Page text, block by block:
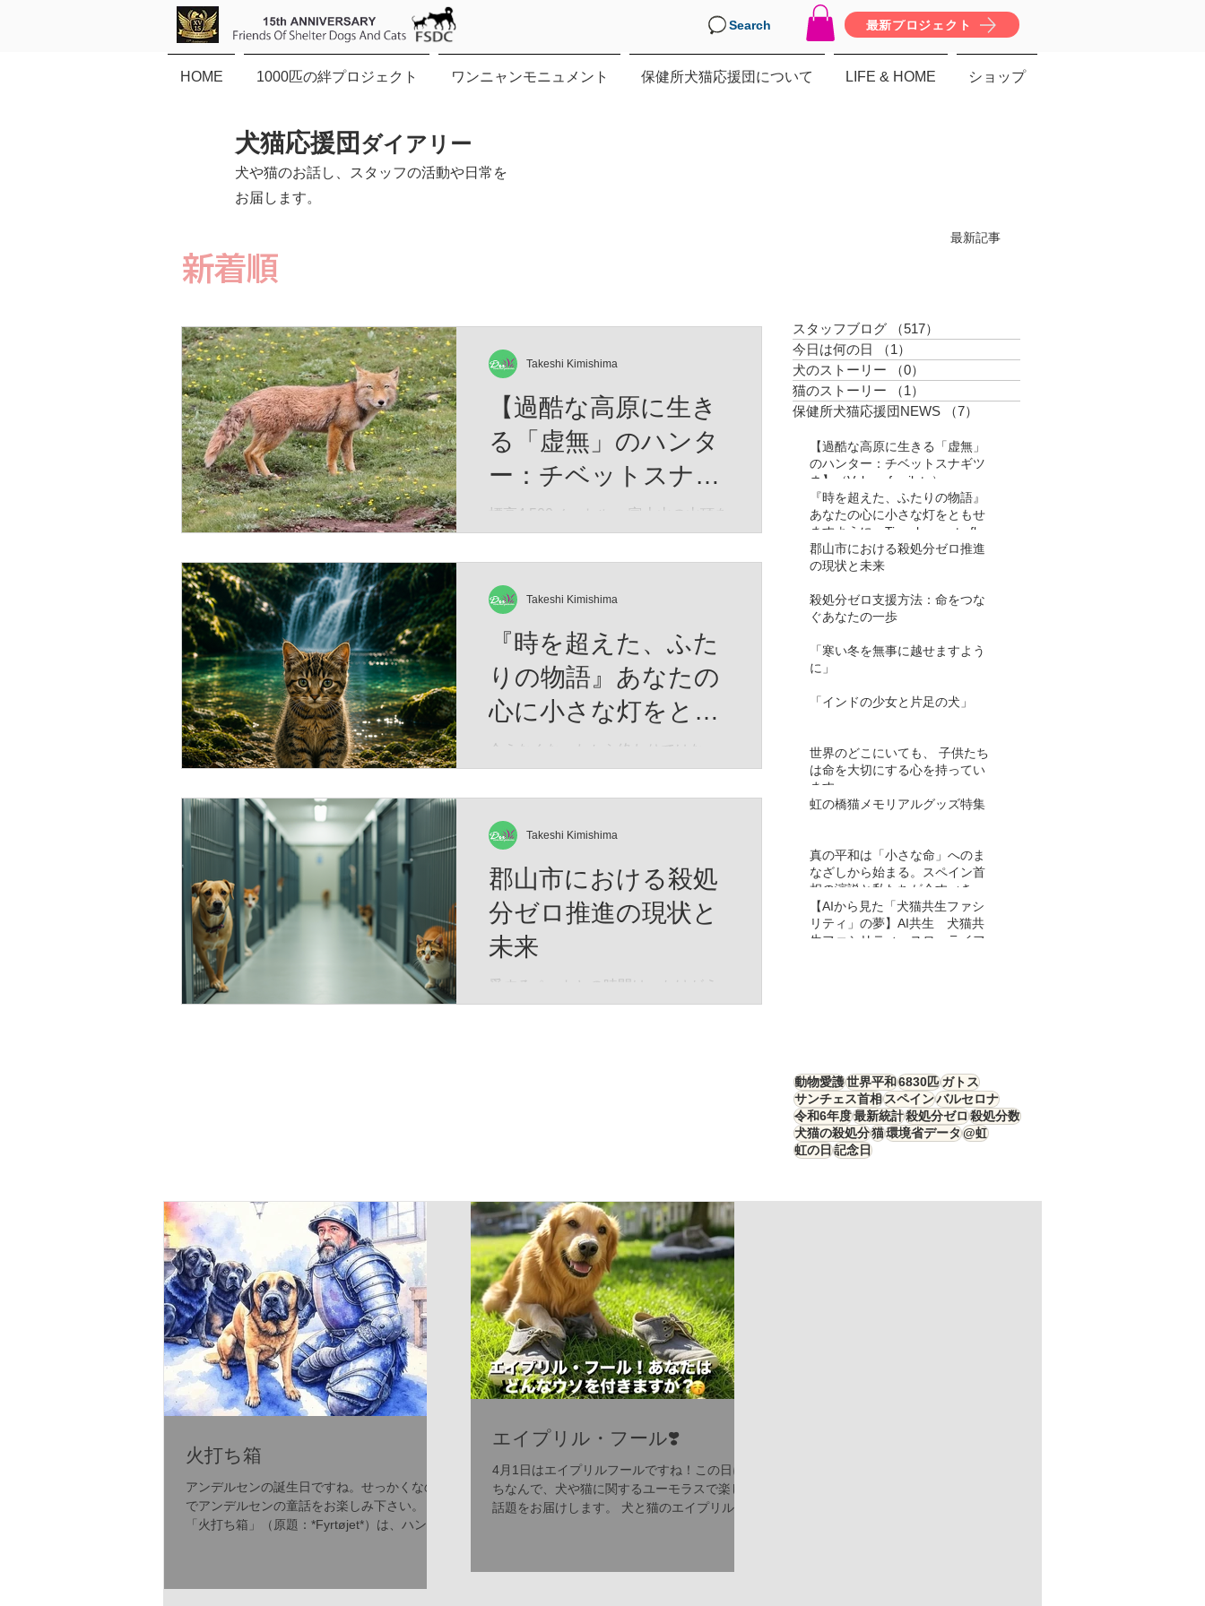
Search 最新プロジェクト
HOME 1000匹の絆プロジェクト ワンニャンモニュメント 保健所犬猫応援団について LIFE & HOME ショップ
犬猫応援団 ダイアリー
犬や猫のお話し、スタッフの活動や日常を
お届します。
新着順
【過酷な高原に生き
る「虚無」のハンタ
ー：チベットスナギ
ツネ】（Vulpes
標高4,500メートル。 富士山の山頂を
遥かに超え、酸素は地表の半分、冬
むかのようなこの極限の地に、世界
かれる捕食者が生息しています。 彼
の名はチベットスナギツネ（Vulpes
ferrilata）。 チベットスナギツネ 人
間の感情をすべて削ぎ落としたかの
ようなその「虚無の眼差し」は、
SNSでユーモラスなミームとして愛
されています。しかし、この唯一無
ン」なのです。 特徴的な四角い顔
ん。 高原の激しい嵐や、骨を刺すよ
うな寒さから頭部を守るため、彼ら
の頭部は極厚の冬毛で覆われていま
す。さらに、強烈な紫外線と吹きす
はこの寡黙な表情のまま、荒野のス
Takeshi Kimishima
『時を超えた、ふた
りの物語』あなたの
心に小さな灯をとも
せますように。Time
began to flow again
会えなくなったから終わりではな
い。 想い続けた時間もまた、 かけが
―― あなたと愛猫が夢の中で紡い
ん。
Takeshi Kimishima
郡山市における殺処
分ゼロ推進の現状と
未来
愛するペットとの時間は、かけがえ
のない宝物です。私たちが大切に育
動物の命を尊重し、無駄な殺処分を
なくすための活動が活発に行われて
います。行政と地域のボランティア
団体、そして市民が一体となって、
命を救うためのさまざまな施策を推
進中です。 具体的には、以下のよう
な取り組みが挙げられます。 譲渡会
の開催：保護された犬猫たちが新し
い家族と出会う場を定期的に設けて
います。 飼い主教育の強化：適切な
る講座やイベントを開催。 不妊・去
ぎ、地域の動物数をコントロール。
地域猫活動の支援：野良猫の適正管
Takeshi Kimishima
最新記事
スタッフブログ （517）
今日は何の日
（1）
犬のストーリー
（0）
猫のストーリー
（1）
保健所犬猫応援団NEWS
（7）
【過酷な高原に生きる「虚無」
のハンター：チベットスナギツ
ネ】（Vulpes ferrilata）
『時を超えた、ふたりの物語』
あなたの心に小さな灯をともせ
ますように。Time began to flow
again
郡山市における殺処分ゼロ推進
の現状と未来
殺処分ゼロ支援方法：命をつな
ぐあなたの一歩
「寒い冬を無事に越せますよう
に」
「インドの少女と片足の犬」
世界のどこにいても、 子供たち
は命を大切にする心を持ってい
ます。
虹の橋猫メモリアルグッズ特集
真の平和は「小さな命」へのま
なざしから始まる。スペイン首
相の演説と私たちが今すべきこ
と【AIから見た「犬猫共生ファシ
リティ」の夢】AI共生 犬猫共
生ファシリティ スローライフ
動物愛護世界平和6830匹ガトス
サンチェス首相スペインバルセロナ
令和6年度最新統計殺処分ゼロ殺処分数
犬猫の殺処分猫環境省データ@虹
虹の日記念日
火打ち箱
アンデルセンの誕生日ですね。せっかくなの
でアンデルセンの童話をお楽しみ下さい。
「火打ち箱」（原題：*Fyrtøjet*）は、ハン
エイプリル・フール❣️
4月1日はエイプリルフールですね！この日に
ちなんで、犬や猫に関するユーモラスで楽しい
話題をお届けします。 犬と猫のエイプリルフ